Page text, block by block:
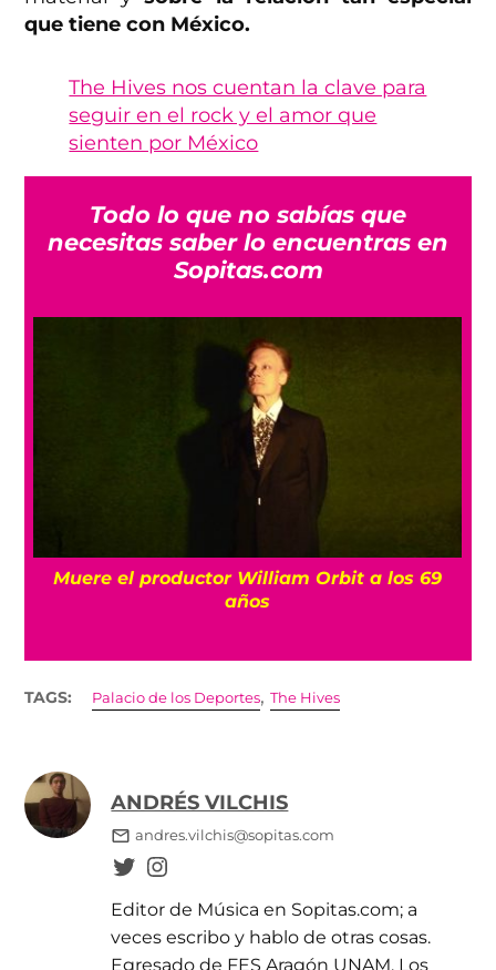
que tiene con México.
The Hives nos cuentan la clave para
seguir en el rock y el amor que
sienten por México
Todo lo que no sabías que
necesitas saber lo encuentras en
Sopitas.com
Muere el productor William Orbit a los 69
años
TAGS: Palacio de los Deportes,The Hives
ANDRÉS VILCHIS
andres.vilchis@sopitas.com
Editor de Música en Sopitas.com; a
veces escribo y hablo de otras cosas.
Egresado de FES Aragón UNAM. Los